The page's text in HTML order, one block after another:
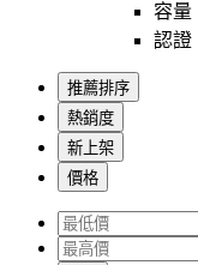
容量
認證
推薦排序
熱銷度
新上架
價格